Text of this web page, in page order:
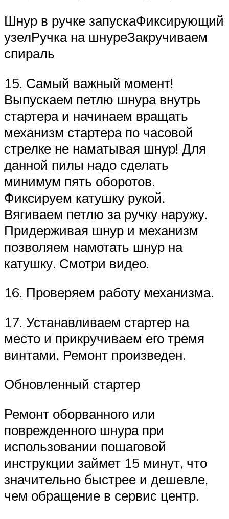
Шнур в ручке запускаФиксирующий
узелРучка на шнуреЗакручиваем
спираль
15. Самый важный момент!
Выпускаем петлю шнура внутрь
стартера и начинаем вращать
механизм стартера по часовой
стрелке не наматывая шнур! Для
данной пилы надо сделать
минимум пять оборотов.
Фиксируем катушку рукой.
Вягиваем петлю за ручку наружу.
Придерживая шнур и механизм
позволяем намотать шнур на
катушку. Смотри видео.
16. Проверяем работу механизма.
17. Устанавливаем стартер на
место и прикручиваем его тремя
винтами. Ремонт произведен.
Обновленный стартер
Ремонт оборванного или
поврежденного шнура при
использовании пошаговой
инструкции займет 15 минут, что
значительно быстрее и дешевле,
чем обращение в сервис центр.